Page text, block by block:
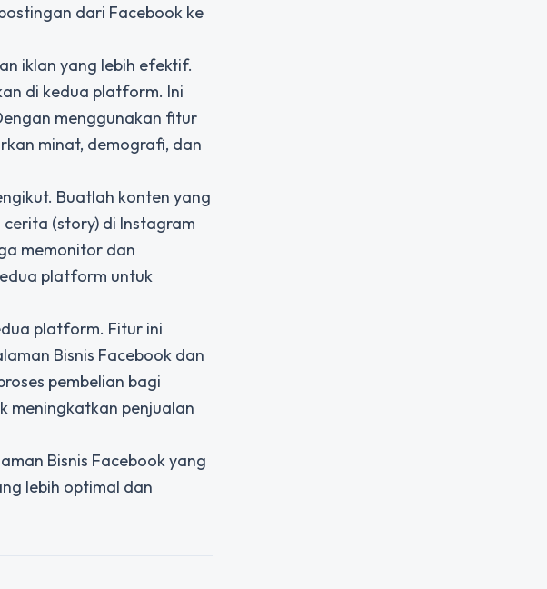
dari Facebook ke
iklan yang lebih efektif.
di kedua platform. Ini
menggunakan fitur
minat, demografi, dan
Buatlah konten yang
(story) di Instagram
memonitor dan
platform untuk
platform. Fitur ini
Bisnis Facebook dan
pembelian bagi
meningkatkan penjualan
Bisnis Facebook yang
lebih optimal dan